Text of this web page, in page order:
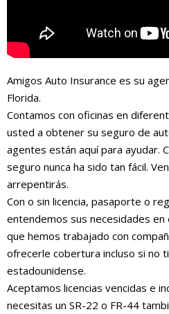
Amigos Auto Insurance es su
Florida.
Contamos con oficinas en
usted a obtener su seguro de
agentes están aquí para ayudar.
seguro nunca ha sido tan fácil.
arrepentirás.
Con o sin licencia, pasaporte o
entendemos sus necesidades
que hemos trabajado con
ofrecerle cobertura incluso si no
estadounidense.
Aceptamos licencias vencidas e
necesitas un SR-22 o FR-44